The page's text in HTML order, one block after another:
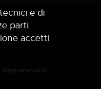
e di
parti.
accetti